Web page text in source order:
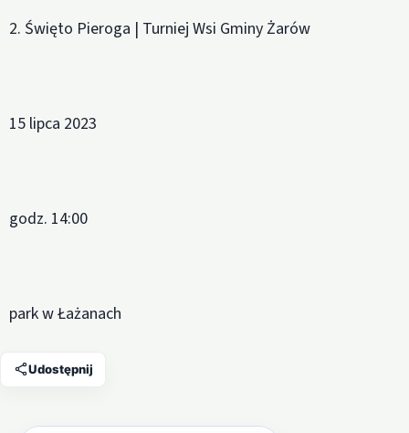
2. Święto Pieroga | Turniej Wsi Gminy Żarów
15 lipca 2023
godz. 14:00
park w Łażanach
Udostępnij